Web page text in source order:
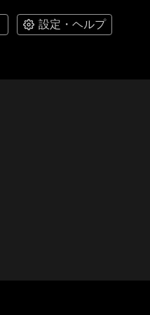
設定・ヘルプ